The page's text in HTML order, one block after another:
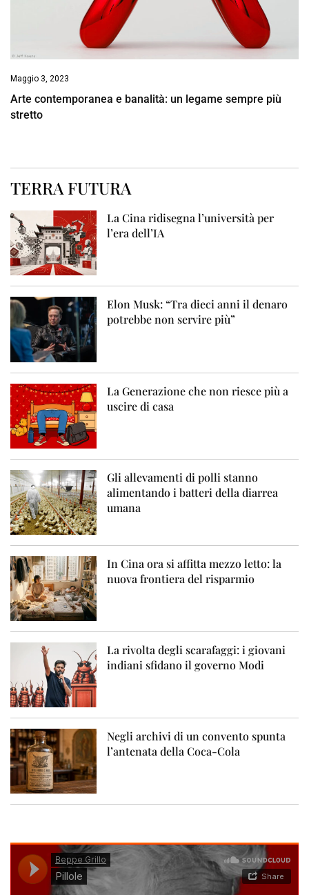
Maggio 3, 2023
Arte contemporanea e banalità: un legame sempre più
stretto
TERRA FUTURA
La Cina ridisegna l’università per
l’era dell’IA
Elon Musk: “Tra dieci anni il denaro
potrebbe non servire più”
La Generazione che non riesce più a
uscire di casa
Gli allevamenti di polli stanno
alimentando i batteri della diarrea
umana
In Cina ora si affitta mezzo letto: la
nuova frontiera del risparmio
La rivolta degli scarafaggi: i giovani
indiani sfidano il governo Modi
Negli archivi di un convento spunta
l’antenata della Coca-Cola